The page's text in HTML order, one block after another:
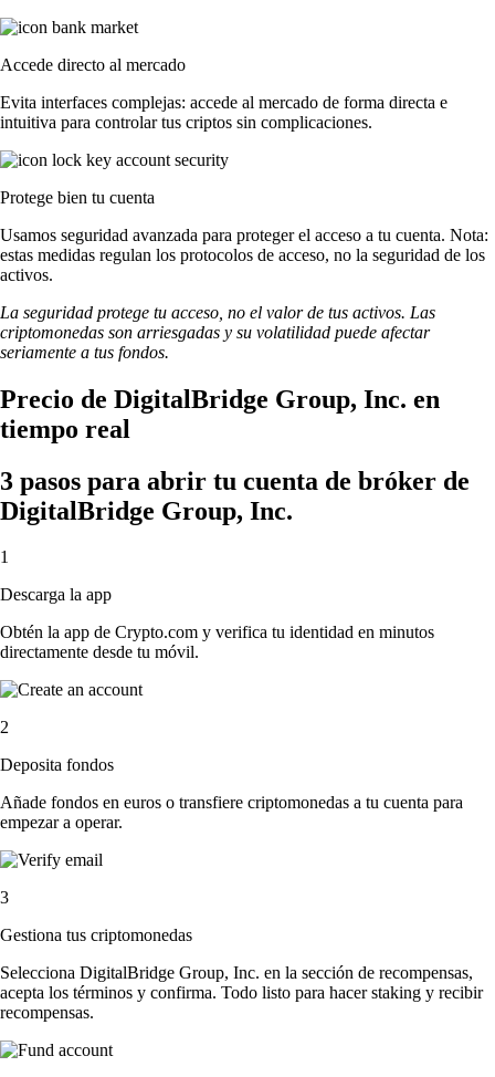
Accede directo al mercado
Evita interfaces complejas: accede al mercado de forma directa e
intuitiva para controlar tus criptos sin complicaciones.
Protege bien tu cuenta
Usamos seguridad avanzada para proteger el acceso a tu cuenta. Nota:
estas medidas regulan los protocolos de acceso, no la seguridad de los
activos.
La seguridad protege tu acceso, no el valor de tus activos. Las
criptomonedas son arriesgadas y su volatilidad puede afectar
seriamente a tus fondos.
Precio de DigitalBridge Group, Inc. en
tiempo real
3 pasos para abrir tu cuenta de bróker de
DigitalBridge Group, Inc.
1
Descarga la app
Obtén la app de Crypto.com y verifica tu identidad en minutos
directamente desde tu móvil.
2
Deposita fondos
Añade fondos en euros o transfiere criptomonedas a tu cuenta para
empezar a operar.
3
Gestiona tus criptomonedas
Selecciona DigitalBridge Group, Inc. en la sección de recompensas,
acepta los términos y confirma. Todo listo para hacer staking y recibir
recompensas.